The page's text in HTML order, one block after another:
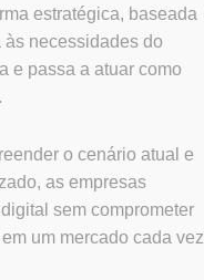
estratégica, baseada
necessidades do
e passa a atuar como
o cenário atual e
as empresas
sem comprometer
um mercado cada vez